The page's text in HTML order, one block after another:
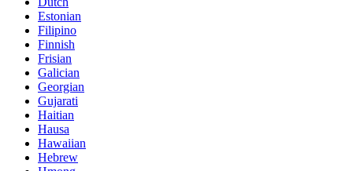
Estonian
Filipino
Finnish
Frisian
Galician
Georgian
Gujarati
Haitian
Hausa
Hawaiian
Hebrew